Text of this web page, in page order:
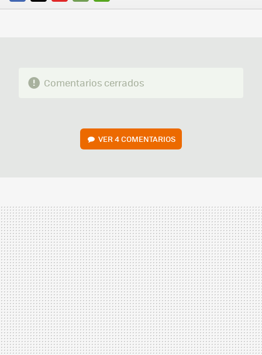
FACEBOOK
TWITTERFLIPBOARD
E-
WHATSAPP
Comentarios cerrados
VER4 COMENTARIOS